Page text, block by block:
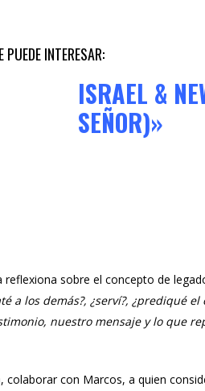
PUEDE INTERESAR:
ISRAEL &
SEÑOR)»
reflexiona sobre el concepto de
a los demás?, ¿serví?, ¿prediqué
nuestro mensaje y lo que
, colaborar con Marcos, a quien